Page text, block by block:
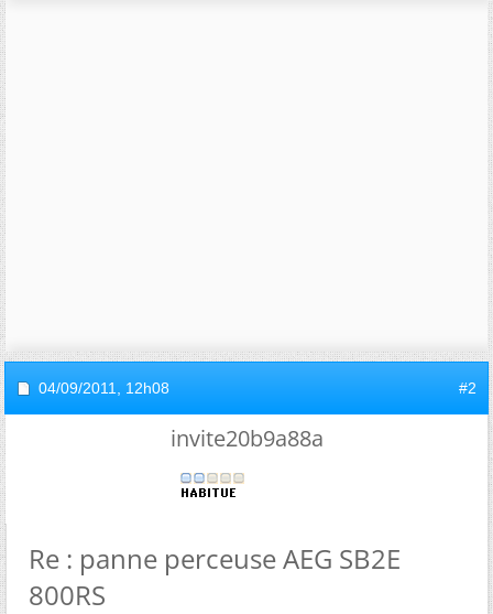
04/09/2011, 12h08 #2
invite20b9a88a
Re : panne perceuse AEG SB2E
800RS